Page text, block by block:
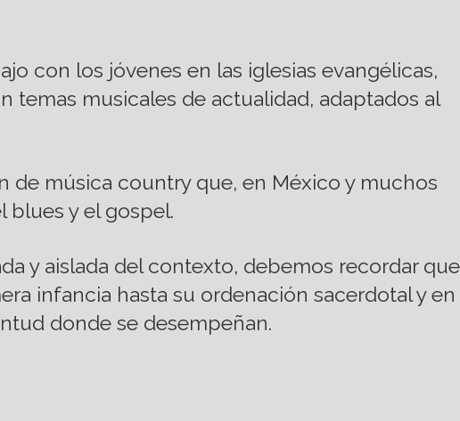
con los jóvenes en las iglesias evangélicas,
temas musicales de actualidad, adaptados al
de música country que, en México y muchos
blues y el gospel.
y aislada del contexto, debemos recordar que
infancia hasta su ordenación sacerdotal y en
donde se desempeñan.